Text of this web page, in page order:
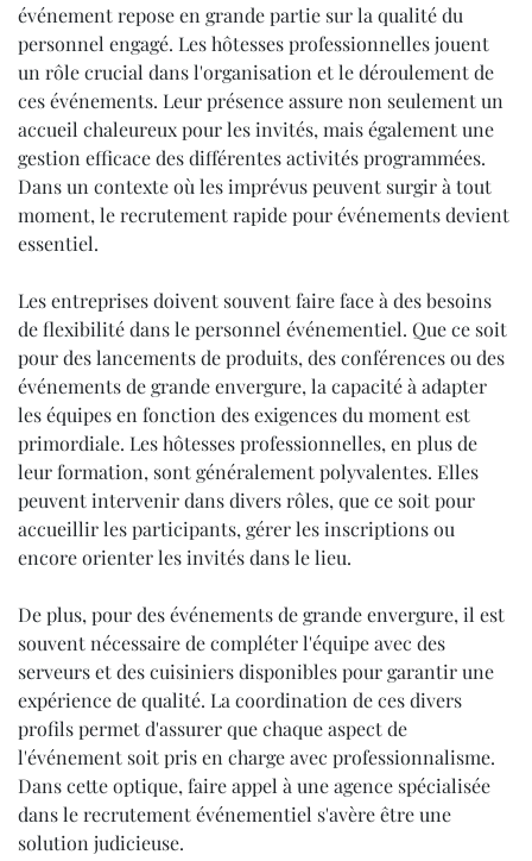
événement repose en grande partie sur la qualité du
personnel engagé. Les hôtesses professionnelles jouent
un rôle crucial dans l'organisation et le déroulement de
ces événements. Leur présence assure non seulement un
accueil chaleureux pour les invités, mais également une
gestion efficace des différentes activités programmées.
Dans un contexte où les imprévus peuvent surgir à tout
moment, le recrutement rapide pour événements devient
essentiel.
Les entreprises doivent souvent faire face à des besoins
de flexibilité dans le personnel événementiel. Que ce soit
pour des lancements de produits, des conférences ou des
événements de grande envergure, la capacité à adapter
les équipes en fonction des exigences du moment est
primordiale. Les hôtesses professionnelles, en plus de
leur formation, sont généralement polyvalentes. Elles
peuvent intervenir dans divers rôles, que ce soit pour
accueillir les participants, gérer les inscriptions ou
encore orienter les invités dans le lieu.
De plus, pour des événements de grande envergure, il est
souvent nécessaire de compléter l'équipe avec des
serveurs et des cuisiniers disponibles pour garantir une
expérience de qualité. La coordination de ces divers
profils permet d'assurer que chaque aspect de
l'événement soit pris en charge avec professionnalisme.
Dans cette optique, faire appel à une agence spécialisée
dans le recrutement événementiel s'avère être une
solution judicieuse.